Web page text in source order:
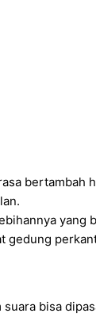
bertambah
yang
gedung
bisa